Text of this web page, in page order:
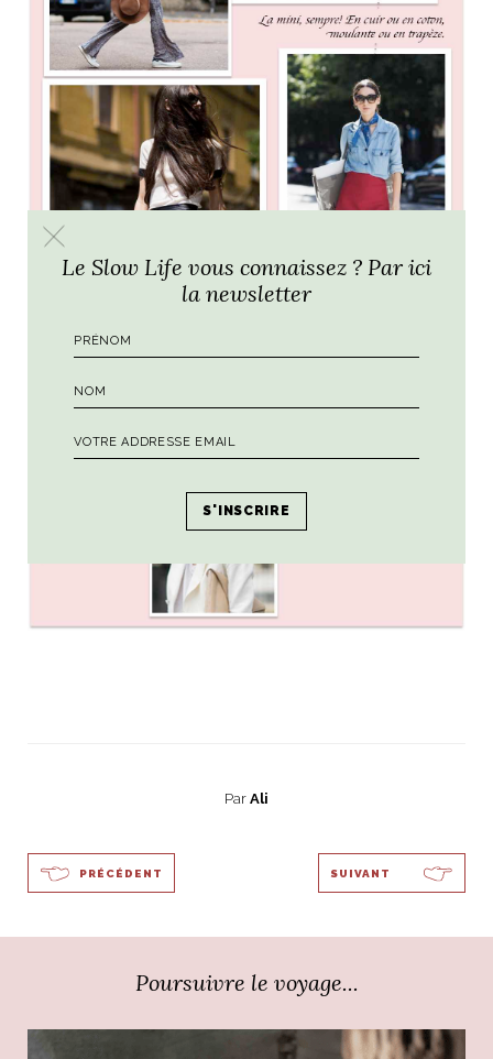
Par Ali
PRÉCÉDENT SUIVANT
Poursuivre le voyage...
Le Slow Life vous connaissez ? Par ici
la newsletter